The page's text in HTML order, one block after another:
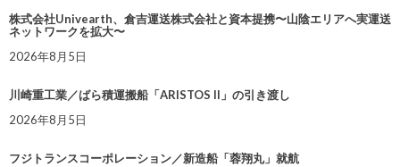
株式会社Univearth、倉吉運送株式会社と資本提携〜山陰エリアへ実運送
ネットワークを拡大〜
2026年8月5日
川崎重工業／ばら積運搬船「ARISTOS II」の引き渡し
2026年8月5日
フジトランスコーポレーション／新造船「蓉翔丸」就航